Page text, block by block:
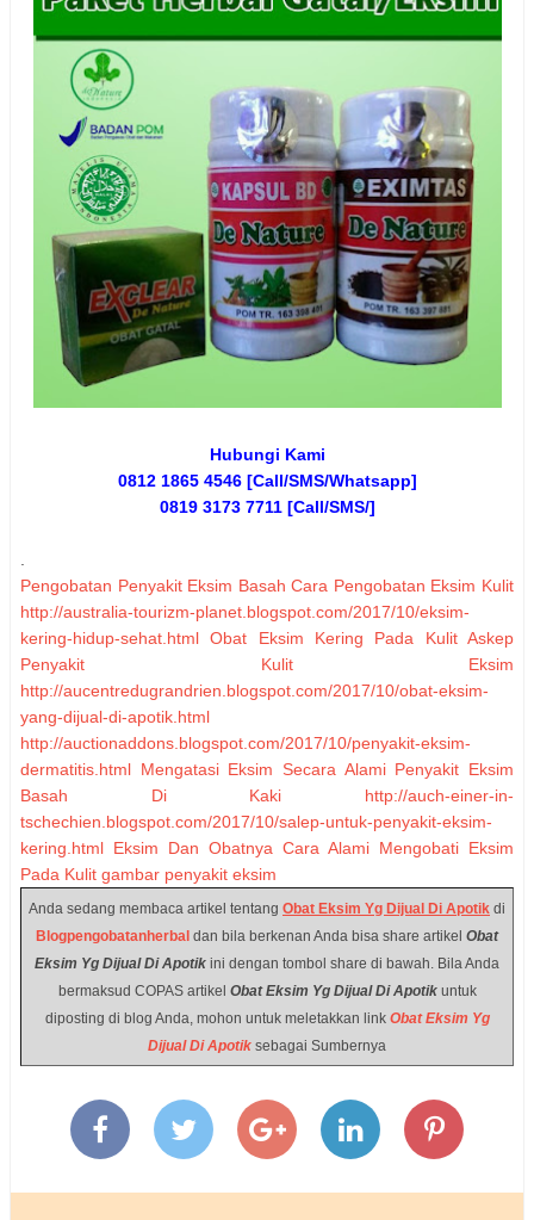
Hubungi Kami
0812 1865 4546 [Call/SMS/Whatsapp]
0819 3173 7711 [Call/SMS/]
.
Pengobatan Penyakit Eksim Basah Cara Pengobatan Eksim Kulit
http://australia-tourizm-planet.blogspot.com/2017/10/eksim-
kering-hidup-sehat.html Obat Eksim Kering Pada Kulit Askep
Penyakit Kulit Eksim
http://aucentredugrandrien.blogspot.com/2017/10/obat-eksim-
yang-dijual-di-apotik.html
http://auctionaddons.blogspot.com/2017/10/penyakit-eksim-
dermatitis.html Mengatasi Eksim Secara Alami Penyakit Eksim
Basah Di Kaki
http://auch-einer-in-
tschechien.blogspot.com/2017/10/salep-untuk-penyakit-eksim-
kering.html Eksim Dan Obatnya Cara Alami Mengobati Eksim
Pada Kulit gambar penyakit eksim
Anda sedang membaca artikel tentang Obat Eksim Yg Dijual Di Apotik di
Blogpengobatanherbal dan bila berkenan Anda bisa share artikel Obat
Eksim Yg Dijual Di Apotik ini dengan tombol share di bawah. Bila Anda
bermaksud COPAS artikel Obat Eksim Yg Dijual Di Apotikuntuk
diposting di blog Anda, mohon untuk meletakkan link Obat Eksim Yg
Dijual Di Apotik sebagai Sumbernya